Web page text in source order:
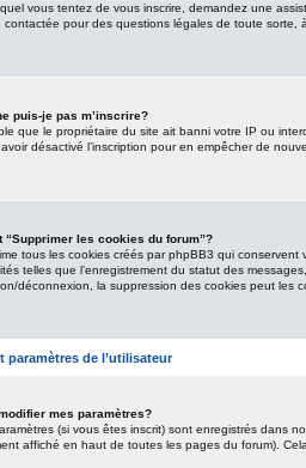
vous tentez de vous inscrire, demandez une
contactée pour des questions légales de toute sorte,
puis-je pas m’inscrire?
que le propriétaire du site ait banni votre IP ou
désactivé l’inscription pour en empêcher de
“Supprimer les cookies du forum”?
tous les cookies créés par phpBB3 qui
telles que l’enregistrement du statut des
déconnexion, la suppression des cookies peut les
paramètres de l’utilisateur
mes paramètres?
(si vous êtes inscrit) sont enregistrés dans
affiché en haut de toutes les pages du forum).